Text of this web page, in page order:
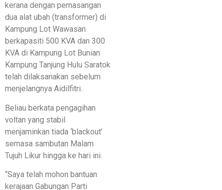
kerana dengan pemasangan
dua alat ubah (transformer) di
Kampung Lot Wawasan
berkapasiti 500 KVA dan 300
KVA di Kampung Lot Bunian
Kampung Tanjung Hulu Saratok
telah dilaksanakan sebelum
menjelangnya Aidilfitri.
Beliau berkata pengagihan
voltan yang stabil
menjaminkan tiada ‘blackout’
semasa sambutan Malam
Tujuh Likur hingga ke hari ini.
“Saya telah mohon bantuan
kerajaan Gabungan Parti